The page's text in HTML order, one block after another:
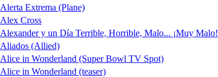
Alerta Extrema (Plane)
Alex Cross
Alexander y un Día Terrible, Horrible, Malo... ¡Muy Malo!
Aliados (Allied)
Alice in Wonderland (Super Bowl TV Spot)
Alice in Wonderland (teaser)